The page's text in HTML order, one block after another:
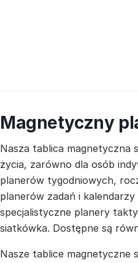
Magnetyczny
Nasza tablica magnetyczna
życia, zarówno dla osób
planerów tygodniowych,
planerów zadań i
specjalistyczne planery
siatkówka. Dostępne są
Nasze tablice magnetyczne